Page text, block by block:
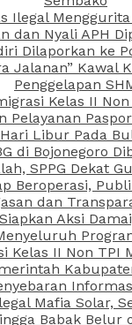
Ilegal
dan Nyali APH
Dilaporkan ke
Jalanan” Kawal
Penggelapan
Kelas II
Pelayanan
Libur Pada
di Bojonegoro
SPPG Dekat
Beroperasi,
dan
Aksi
Kelas II Non TPI
Mafia Solar,
Babak Belur